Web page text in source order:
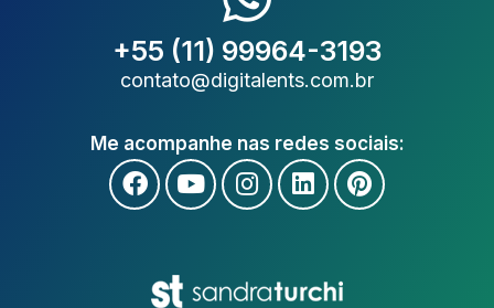
+55 (11) 99964-3193
contato@digitalents.com.br
Me acompanhe nas redes sociais: